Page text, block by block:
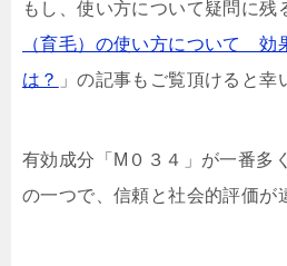
もし、使い方について疑問に残
（育毛）の使い方について 効
は？
」の記事もご覧頂けると幸
有効成分「M０３４」が一番多
の一つで、信頼と社会的評価が